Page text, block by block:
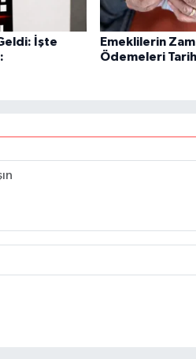
İşte
Emeklilerin Zam
Ödemeleri